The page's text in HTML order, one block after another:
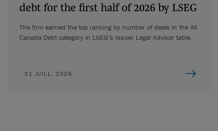
debt for the first half of 2026 by LSEG
The firm earned the top ranking by number of deals in the All
Canada Debt category in LSEG’s Issuer Legal Advisor table.
31 JUILL. 2026